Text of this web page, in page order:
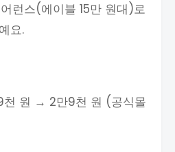
런스(에이블 15만 원대)로
요.
천 원 → 2만9천 원 (공식몰